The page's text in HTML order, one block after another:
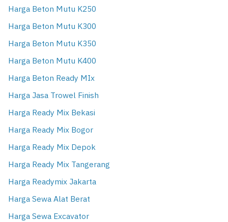
Harga Beton Mutu K250
Harga Beton Mutu K300
Harga Beton Mutu K350
Harga Beton Mutu K400
Harga Beton Ready MIx
Harga Jasa Trowel Finish
Harga Ready Mix Bekasi
Harga Ready Mix Bogor
Harga Ready Mix Depok
Harga Ready Mix Tangerang
Harga Readymix Jakarta
Harga Sewa Alat Berat
Harga Sewa Excavator